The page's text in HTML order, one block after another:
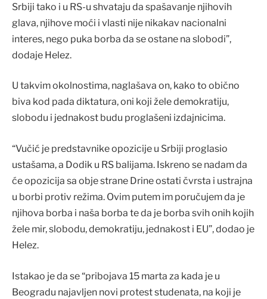
Srbiji tako i u RS-u shvataju da spašavanje njihovih
glava, njihove moći i vlasti nije nikakav nacionalni
interes, nego puka borba da se ostane na slobodi”,
dodaje Helez.
U takvim okolnostima, naglašava on, kako to obično
biva kod pada diktatura, oni koji žele demokratiju,
slobodu i jednakost budu proglašeni izdajnicima.
“Vučić je predstavnike opozicije u Srbiji proglasio
ustašama, a Dodik u RS balijama. Iskreno se nadam da
će opozicija sa obje strane Drine ostati čvrsta i ustrajna
u borbi protiv režima. Ovim putem im poručujem da je
njihova borba i naša borba te da je borba svih onih kojih
žele mir, slobodu, demokratiju, jednakost i EU”, dodao je
Helez.
Istakao je da se “pribojava 15 marta za kada je u
Beogradu najavljen novi protest studenata, na koji je